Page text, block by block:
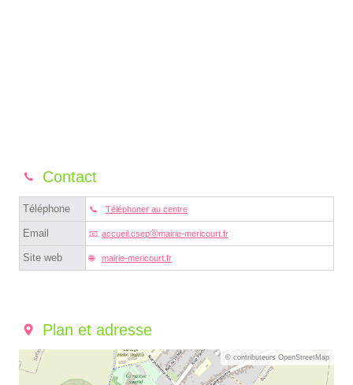
Contact
Téléphone Téléphoner au centre
Email accueil.csepⓐmairie-mericourt.fr
Site web mairie-mericourt.fr
Plan et adresse
© contributeurs OpenStreetMap